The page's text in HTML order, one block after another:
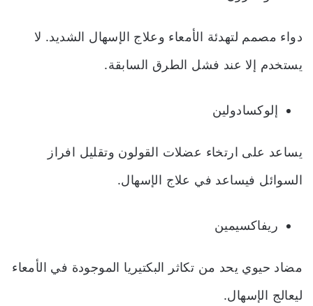
دواء مصمم لتهدئة الأمعاء وعلاج الإسهال الشديد. لا
يستخدم إلا عند فشل الطرق السابقة.
إلوكسادولين
يساعد على ارتخاء عضلات القولون وتقليل افراز
السوائل فيساعد في علاج الإسهال.
ريفاكسيمين
مضاد حيوي يحد من تكاثر البكتيريا الموجودة في الأمعاء
ليعالج الإسهال.